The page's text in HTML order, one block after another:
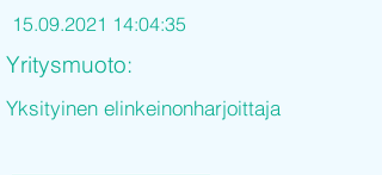
15.09.2021 14:04:35
Yritysmuoto:
Yksityinen elinkeinonharjoittaja